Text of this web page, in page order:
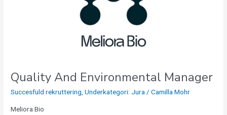
Quality And Environmental Manager
Succesfuld rekruttering ,Underkategori: Jura /Camilla Mohr
Meliora Bio